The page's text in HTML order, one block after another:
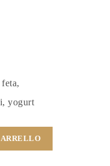
yogurt